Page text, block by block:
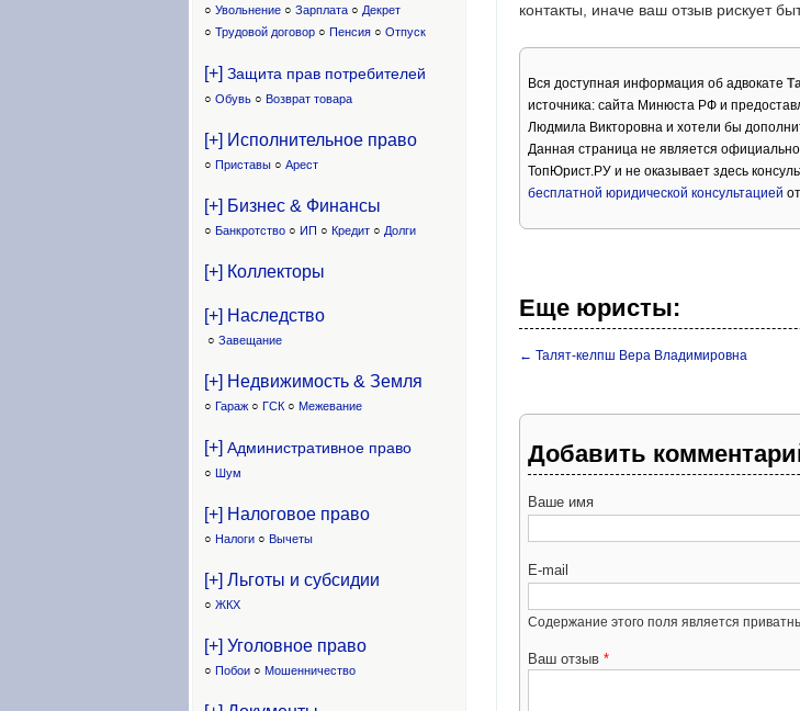
контакты, иначе ваш отзыв рискует
Вся доступная информация об адвокате
источника: сайта Минюста РФ и
Людмила Викторовна и хотели бы
Данная страница не является
ТопЮрист.РУ и не оказывает здесь
бесплатной юридической консультацией
Еще юристы:
← Талят-келпш Вера Владимировна
Добавить
Ваше имя
E-mail
Содержание этого поля является
Ваш отзыв *
○ Увольнение ○ Зарплата ○ Декрет
○ Трудовой договор ○ Пенсия ○ Отпуск
[+] Защита прав потребителей
○ Обувь ○ Возврат товара
[+] Исполнительное право
○ Приставы ○ Арест
[+] Бизнес & Финансы
○ Банкротство ○ ИП ○ Кредит ○ Долги
[+] Коллекторы
[+] Наследство
○ Завещание
[+] Недвижимость & Земля
○ Гараж ○ ГСК ○ Межевание
[+] Административное право
○ Шум
[+] Налоговое право
○ Налоги ○ Вычеты
[+] Льготы и субсидии
○ ЖКХ
[+] Уголовное право
○ Побои ○ Мошенничество